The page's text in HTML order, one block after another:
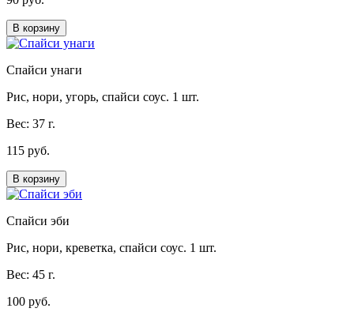
В корзину
Спайси унаги
Рис, нори, угорь, спайси соус. 1 шт.
Вес: 37 г.
115 руб.
В корзину
Спайси эби
Рис, нори, креветка, спайси соус. 1 шт.
Вес: 45 г.
100 руб.